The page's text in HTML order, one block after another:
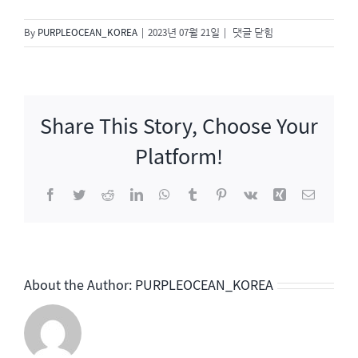
By PURPLEOCEAN_KOREA 2023년 07월 21일
배
틀
즌
댓글 닫힘
Share This Story, Choose Your
Platform!
Facebook
TwitterRedditLinkedInWhatsApp
TumblrPinterest
Vk Xing 이
About the Author: PURPLEOCEAN_KOREA